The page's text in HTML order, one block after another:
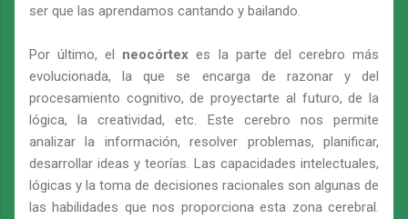
ser que las aprendamos cantando y bailando.
Por último, el neocórtex es la parte del cerebro más
evolucionada, la que se encarga de razonar y del
procesamiento cognitivo, de proyectarte al futuro, de la
lógica, la creatividad, etc. Este cerebro nos permite
analizar la información, resolver problemas, planificar,
desarrollar ideas y teorías. Las capacidades intelectuales,
lógicas y la toma de decisiones racionales son algunas de
las habilidades que nos proporciona esta zona cerebral.